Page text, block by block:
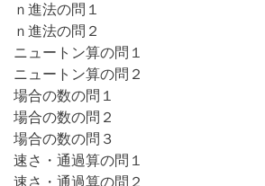
ｎ進法の問１
ｎ進法の問２
ニュートン算の問１
ニュートン算の問２
場合の数の問１
場合の数の問２
場合の数の問３
速さ・通過算の問１
速さ・通過算の問２